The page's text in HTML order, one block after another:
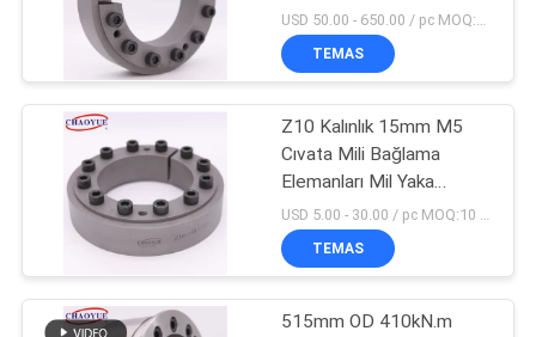
Anahtarsız Kilitleme
Grubu
USD 50.00 - 650.00 / pc MOQ:1 bilgisayar
TEMAS
Z10 Kalınlık 15mm M5
Cıvata Mili Bağlama
Elemanları Mil Yaka
Kelepçesi
USD 5.00 - 30.00 / pc MOQ:10 parça
TEMAS
515mm OD 410kN.m